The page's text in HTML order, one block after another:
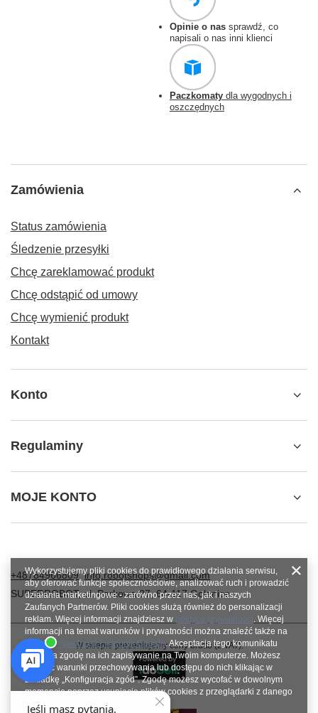
Opinie o nas sprawdź, co
napisali o nas inni klienci
Paczkomaty dla wygodnych i
oszczędnych
Zamówienia
Status zamówienia
Śledzenie przesyłki
Chcę zareklamować produkt
Chcę odstąpić od umowy
Chcę wymienić produkt
Kontakt
Konto
Regulaminy
MOJE KONTO
+48784966809 info.robotshops@gmail.com
SUPERROBOT,ul. Parkowa 27,64-117Gołanice
W sklepie prezentujemy ceny brutto (z VAT).
Wykorzystujemy pliki cookies do prawidłowego działania serwisu,
aby oferować funkcje społecznościowe, analizować ruch i prowadzić
działania marketingowe - zarówno przez nas, jak i naszych
Zaufanych Partnerów. Pliki cookies służą również do personalizacji
reklam. Więcej informacji znajdziesz w polityce prywatności. Więcej
informacji na temat warunków i prywatności można znaleźć także na
stronie Prywatność i warunki Google. Akceptacja tego komunikatu
oznacza zgodę na ich zapisywanie na Twoim komputerze. Możesz
określić warunki przechowywania lub dostępu do nich klikając w
zakładkę „Konfiguracja zgód”. Zgodę możesz wycofać w dowolnym
momencie poprzez usunięcie plików cookies z przeglądarki z danego
urządzenia końcowego.